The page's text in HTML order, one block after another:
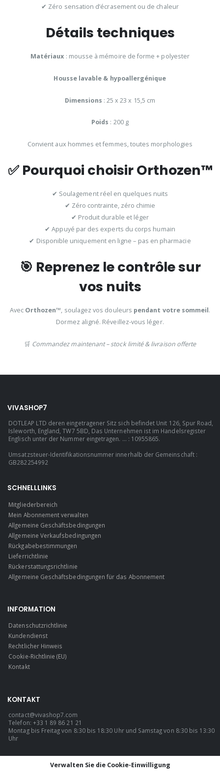
✔ Zéro sensation d’écrasement ou de chaleur
Détails techniques
Matériaux : mousse à mémoire de forme + polyester
Housse lavable & hypoallergénique
Dimensions : 25 x 23 x 15,5 cm
Poids : 200 g
Convient aux hommes et femmes, toutes morphologies
✅ Pourquoi choisir Orthozen™
✔ Soulagement réel en quelques nuits
✔ Zéro contrainte, zéro chimie
✔ Produit durable et léger
✔ Appuyé par des experts du corps humain
✔ Disponible uniquement en ligne – pas en pharmacie
🎯 Reprenez le contrôle sur
vos nuits
Avec Orthozen™, soulagez vos douleurs pendant votre sommeil.
Dormez aligné. Réveillez-vous léger.
🛒 Commandez maintenant – stock limité & livraison offerte
VIVASHOP7
DOTLEAP LTD deren eingetragener Sitz sich befindet Unit 126, Spur Road,
Isleworth, England, TW7 5BD, Das Unternehmen ist im Handelsregister
Englisch unter der Nummer eingetragen. ... : 10955865.
Umsatzsteuer-Identifikationsnummer innerhalb der Gemeinschaft :
GB282254992
SCHNELLLINKS
Mitgliederbereich
Mein Abonnement verwalten
Allgemeine Geschäftsbedingungen
Allgemeine Verkaufsbedingungen
Rückgabebestimmungen
Lieferrichtlinie
Rückerstattungsrichtlinie
Allgemeine Geschäftsbedingungen für das Abonnement
INFORMATION
Datenschutzrichtlinie
Kundendienst
Rechtlicher Hinweis
Cookie-Richtlinie (EU)
Kontakt
KONTAKT
contact@vivashop7.com
Telefon: +33 1 89 86 21 21
Montag bis Freitag von 8:30 bis 18:30 Uhr und Samstag von 8:30 bis 13:30
Uhr
Verwalten Sie die Cookie-Einwilligung